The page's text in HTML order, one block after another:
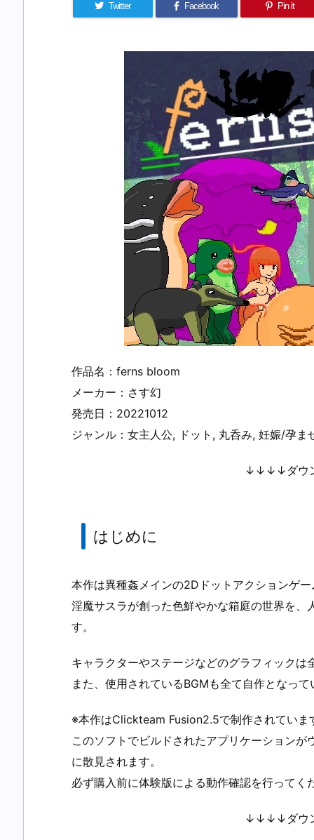
Twitter Facebook Pin it
作品名：ferns bloom
メーカー：さす幻
発売日：20221012
ジャンル：女主人公, ドット, 丸呑み, 妊娠/孕
↓↓↓↓ダウ
はじめに
本作は異種姦メインの2Dドットアクションゲ
淫魔サスラが創った色鮮やかな箱庭の世界を
す。
キャラクターやステージなどのグラフィックは
また、使用されているBGMも全て自作となっ
※本作はClickteam Fusion2.5で制作されていま
このソフトでビルドされたアプリケーション
に散見されます。
必ず購入前に体験版による動作確認を行ってく
↓↓↓↓ダウ